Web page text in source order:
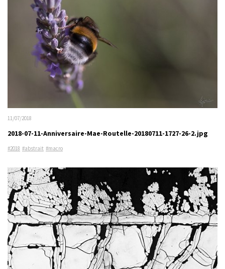
11/07/2018
2018-07-11-Anniversaire-Mae-Routelle-20180711-1727-26-2.jpg
#2018 #abstrait #macro